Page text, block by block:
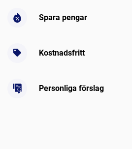
Spara pengar
Kostnadsfritt
Personliga förslag